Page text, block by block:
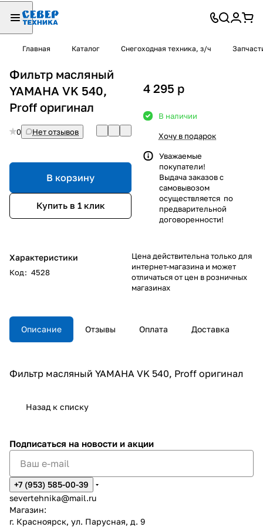
Главная Каталог Снегоходная техника, з/ч
Фильтр масляный
YAMAHA VK 540,
Proff оригинал
0 Нет отзывов
В корзину
Купить в 1 клик
Характеристики
Код: 4528
4 295 p
В наличии
Хочу в подарок
Уважаемые
покупатели!
Выдача заказов с
самовывозом
осуществляется по
предварительной
договоренности!
Цена действительна только для
интернет-магазина и может
отличаться от цен в розничных
магазинах
Описание Отзывы Оплата Доставка
Фильтр масляный YAMAHA VK 540, Proff оригинал
Назад к списку
Подписаться на новости и акции
+7 (953) 585-00-39
severtehnika@mail.ru
Магазин:
г. Красноярск, ул. Парусная, д. 9